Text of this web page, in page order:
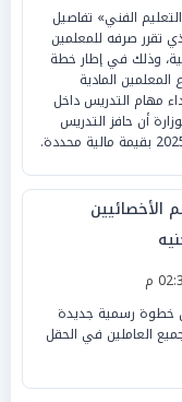
الفني» تفاصيل
تقرر صرفه للمعلمين
وذلك في إطار خطة
المادية
مهام التدريس داخل
أن حافز التدريس
الأخصائيين
خطوة رسمية جديدة
العاملين في الحقل